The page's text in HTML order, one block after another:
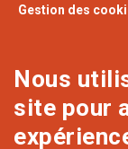
Gestion des
Nous
site pour